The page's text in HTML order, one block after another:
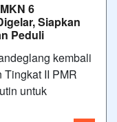
6
Siapkan
Peduli
kembali
II PMR
untuk